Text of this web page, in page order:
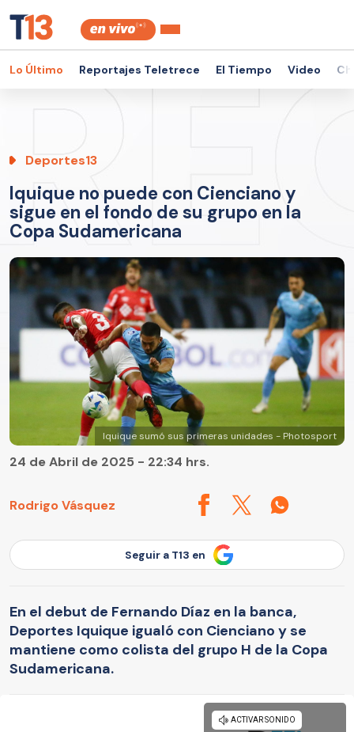
Lo Último Reportajes Teletrece El Tiempo Video
Deportes13
Iquique no puede con Cienciano y
sigue en el fondo de su grupo en la
Copa Sudamericana
Iquique sumó sus primeras unidades - Photosport
Rodrigo Vásquez
24 de Abril de 2025 - 22:34 hrs.
Seguir a T13 en
En el debut de Fernando Díaz en la banca,
Deportes Iquique igualó con Cienciano y se
mantiene como colista del grupo H de la Copa
Sudamericana.